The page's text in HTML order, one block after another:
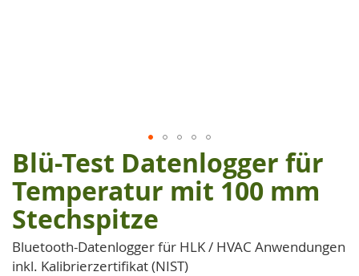
Zum
Anfang
der
Bildgalerie
springen
Blü-Test Datenlogger für
Temperatur mit 100 mm
Stechspitze
Bluetooth-Datenlogger für HLK / HVAC Anwendungen
inkl. Kalibrierzertifikat (NIST)